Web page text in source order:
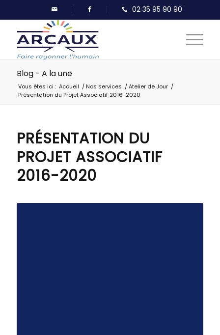
Blog - A la une
Vous êtes ici : Accueil / Nos services / Atelier de Jour /
Présentation du Projet Associatif 2016-2020
PRÉSENTATION DU
PROJET ASSOCIATIF
2016-2020